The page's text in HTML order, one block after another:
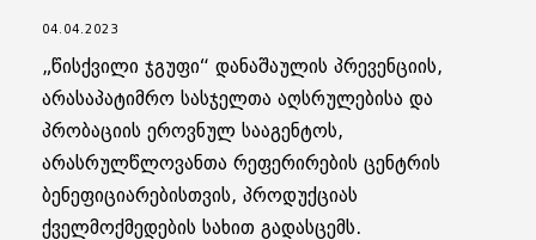
04.04.2023
„წისქვილი ჯგუფი“ დანაშაულის პრევენციის,
არასაპატიმრო სასჯელთა აღსრულებისა და
პრობაციის ეროვნულ სააგენტოს,
არასრულწლოვანთა რეფერირების ცენტრის
ბენეფიციარებისთვის, პროდუქციას
ქველმოქმედების სახით გადასცემს.